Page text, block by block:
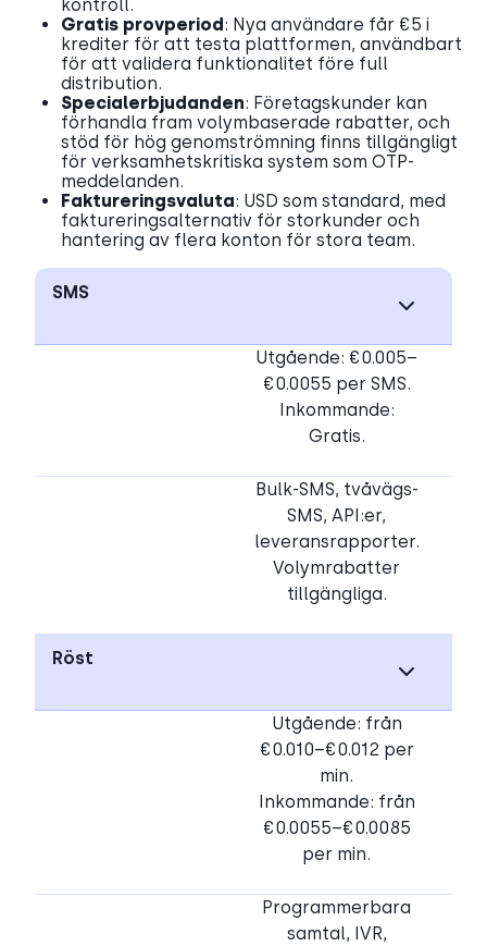
kontroll.
Gratis provperiod: Nya användare får €5 i
krediter för att testa plattformen, användbart
för att validera funktionalitet före full
distribution.
Specialerbjudanden: Företagskunder kan
förhandla fram volymbaserade rabatter, och
stöd för hög genomströmning finns tillgängligt
för verksamhetskritiska system som OTP-
meddelanden.
Faktureringsvaluta: USD som standard, med
faktureringsalternativ för storkunder och
hantering av flera konton för stora team.
SMS
Utgående: €0.005–
€0.0055 per SMS.
Inkommande:
Gratis.
Bulk-SMS, tvåvägs-
SMS, API:er,
leveransrapporter.
Volymrabatter
tillgängliga.
Röst
Utgående: från
€0.010–€0.012 per
min.
Inkommande: från
€0.0055–€0.0085
per min.
Programmerbara
samtal, IVR,